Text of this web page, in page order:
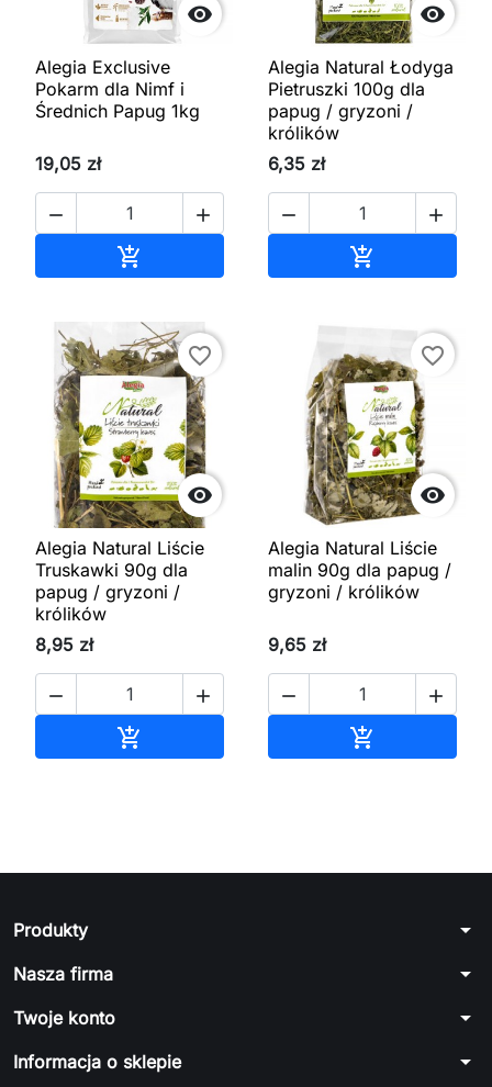

Alegia Exclusive
Pokarm dla Nimf i
Średnich Papug 1kg
19,05 zł
 


Alegia Natural Łodyga
Pietruszki 100g dla
papug / gryzoni /
królików
6,35 zł
 


favorite_border
Alegia Natural Liście
Truskawki 90g dla
papug / gryzoni /
królików
8,95 zł
 


favorite_border
Alegia Natural Liście
malin 90g dla papug /
gryzoni / królików
9,65 zł
 

Produkty arrow_drop_down
Nasza firma arrow_drop_down
Twoje konto arrow_drop_down
Informacja o sklepie arrow_drop_down